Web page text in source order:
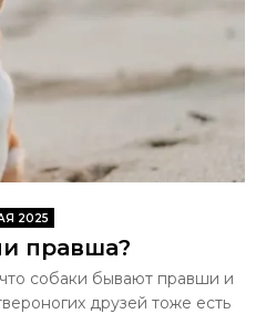
2025
правша?
собаки бывают правши и
друзей тоже есть